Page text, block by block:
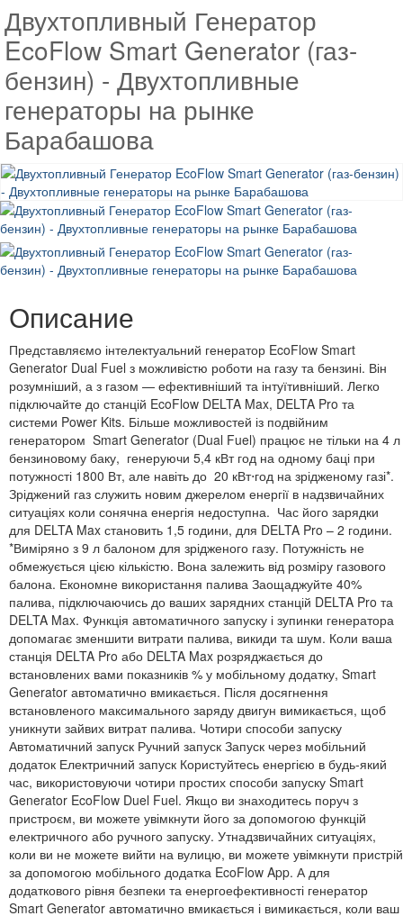
Двухтопливный Генератор
EcoFlow Smart Generator (газ-
бензин) - Двухтопливные
генераторы на рынке
Барабашова
Описание
Представляємо інтелектуальний генератор EcoFlow Smart
Generator Dual Fuel з можливістю роботи на газу та бензині. Він
розумніший, а з газом — ефективніший та інтуїтивніший. Легко
підключайте до станцій EcoFlow DELTA Max, DELTA Pro та
системи Power Kits. Більше можливостей із подвійним
генератором Smart Generator (Dual Fuel) працює не тільки на 4 л
бензиновому баку, генеруючи 5,4 кВт год на одному баці при
потужності 1800 Вт, але навіть до 20 кВт⋅год на зрідженому газі*.
Зріджений газ служить новим джерелом енергії в надзвичайних
ситуаціях коли сонячна енергія недоступна. Час його зарядки
для DELTA Max становить 1,5 години, для DELTA Pro – 2 години.
*Виміряно з 9 л балоном для зрідженого газу. Потужність не
обмежується цією кількістю. Вона залежить від розміру газового
балона. Економне використання палива Заощаджуйте 40%
палива, підключаючись до ваших зарядних станцій DELTA Pro та
DELTA Max. Функція автоматичного запуску і зупинки генератора
допомагає зменшити витрати палива, викиди та шум. Коли ваша
станція DELTA Pro або DELTA Max розряджається до
встановлених вами показників % у мобільному додатку, Smart
Generator автоматично вмикається. Після досягнення
встановленого максимального заряду двигун вимикається, щоб
уникнути зайвих витрат палива. Чотири способи запуску
Автоматичний запуск Ручний запуск Запуск через мобільний
додаток Електричний запуск Користуйтесь енергією в будь-який
час, використовуючи чотири простих способи запуску Smart
Generator EcoFlow Duel Fuel. Якщо ви знаходитесь поруч з
пристроєм, ви можете увімкнути його за допомогою функцій
електричного або ручного запуску. Утнадзвичайних ситуаціях,
коли ви не можете вийти на вулицю, ви можете увімкнути пристрій
за допомогою мобільного додатка EcoFlow App. А для
додаткового рівня безпеки та енергоефективності генератор
Smart Generator автоматично вмикається і вимикається, коли ваш